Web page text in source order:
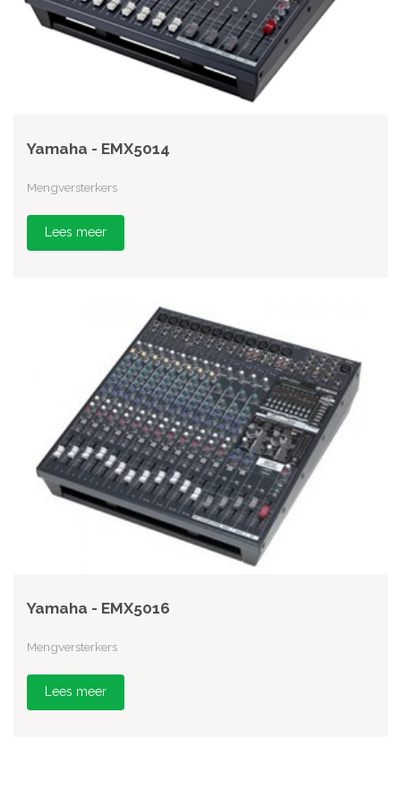
Yamaha - EMX5014
Mengversterkers
Lees meer
Yamaha - EMX5016
Mengversterkers
Lees meer